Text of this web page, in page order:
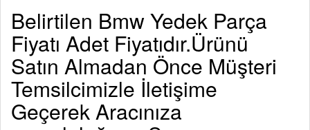
Belirtilen Bmw Yedek Parça
Fiyatı Adet Fiyatıdır.Ürünü
Satın Almadan Önce Müşteri
Temsilcimizle İletişime
Geçerek Aracınıza